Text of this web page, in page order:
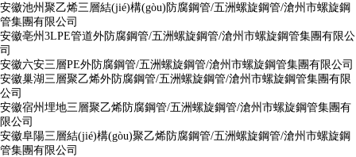
安徽池州聚乙烯三層結(jié)構(gòu)防腐鋼管/五洲螺旋鋼管/滄州市螺旋鋼
管集團有限公司
安徽亳州3LPE管道外防腐鋼管/五洲螺旋鋼管/滄州市螺旋鋼管集團有限公
司
安徽六安三層PE外防腐鋼管/五洲螺旋鋼管/滄州市螺旋鋼管集團有限公司
安徽巢湖三層聚乙烯外防腐鋼管/五洲螺旋鋼管/滄州市螺旋鋼管集團有限
公司
安徽宿州埋地三層聚乙烯防腐鋼管/五洲螺旋鋼管/滄州市螺旋鋼管集團有
限公司
安徽阜陽三層結(jié)構(gòu)聚乙烯防腐鋼管/五洲螺旋鋼管/滄州市螺旋鋼
管集團有限公司